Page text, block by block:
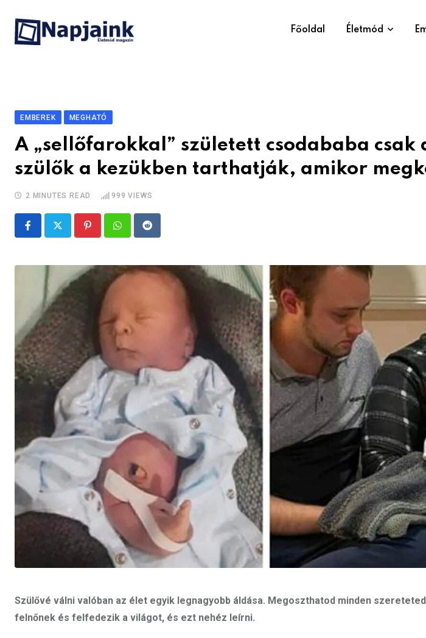
content
Főoldal Életmód
EMBEREK MEGHATÓ
A „sellőfarokkal” született csodababa csak
szülők a kezükben tarthatják, amikor
2 MINUTES READ 999 VIEWS
PinterestWhatsappReddit
Szülővé válni valóban az élet egyik legnagyobb áldása. Megoszthatod minden
felnőnek és felfedezik a világot, és ezt nehéz leírni.